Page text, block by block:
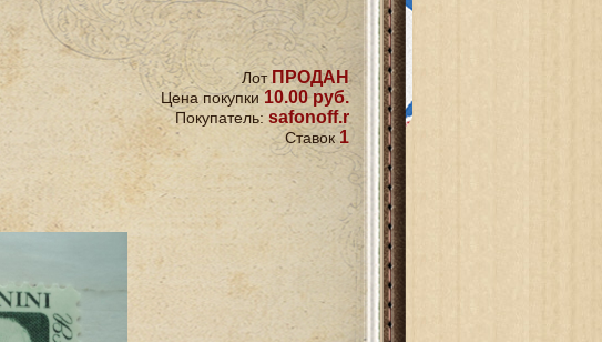
Лот ПРОДАН
Цена покупки 10.00 руб.
Покупатель: safonoff.r
Ставок1